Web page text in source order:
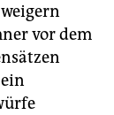
vor dem